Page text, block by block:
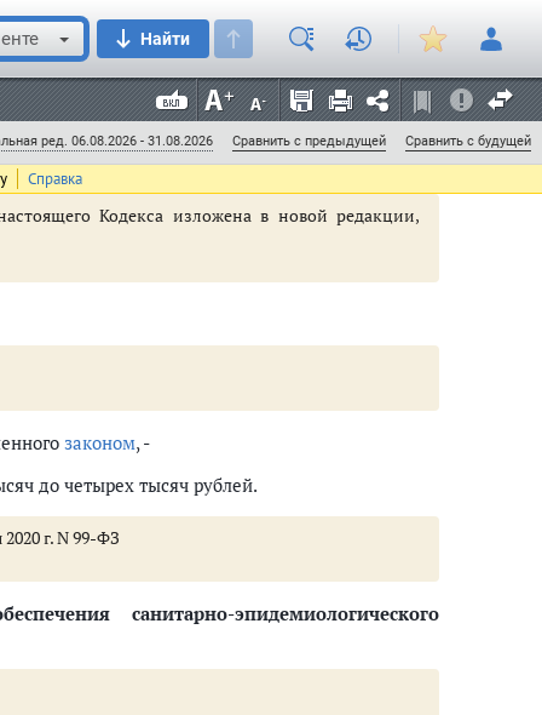
Найти
нравственность (ст. 6.1 - 6.36)
сооружений и транспорта
ред. 06.08.2026 - 31.08.2026 Сравнить с предыдущей Сравнить с будущей
Справка
здоровью человека, утвержденномуприказом
2025 г. № 172н, не причинившими вред здоровью
не повлекшие за собой кратковременного
Кодекса изложена в новой редакции,
законом, -
до четырех тысяч рублей.
г. N 99-ФЗ
санитарно-эпидемиологического